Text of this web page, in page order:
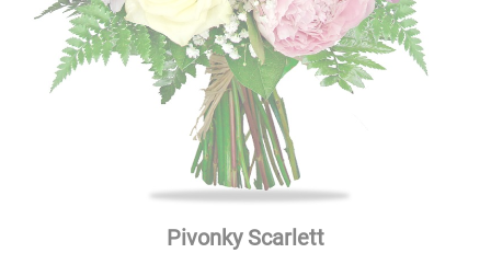
Pivonky Scarlett